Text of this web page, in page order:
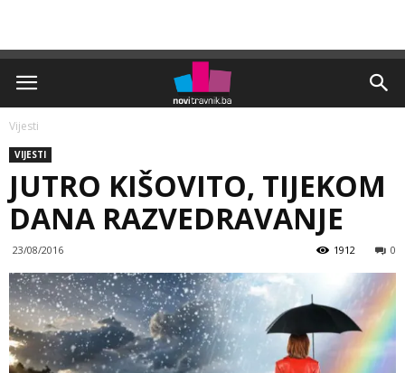
Vijesti
VIJESTI
JUTRO KIŠOVITO, TIJEKOM
DANA RAZVEDRAVANJE
23/08/2016 0
1912